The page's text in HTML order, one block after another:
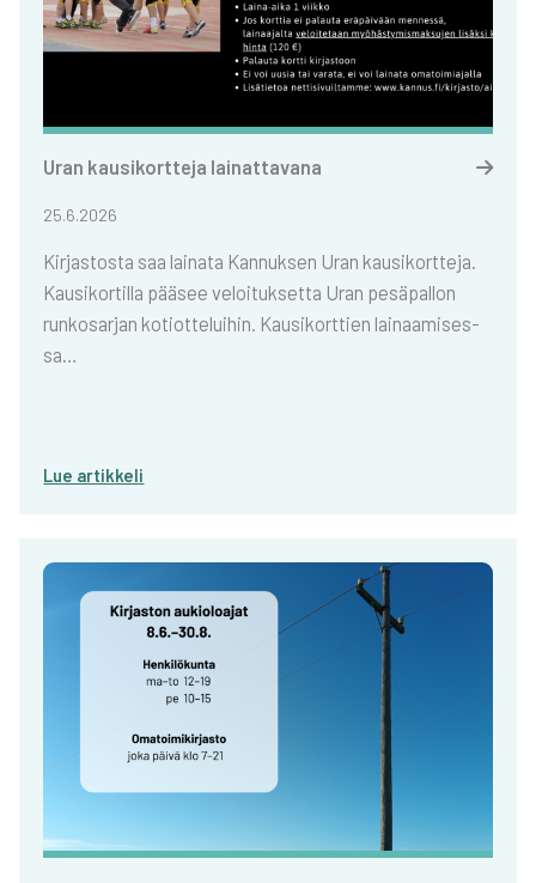
Uran kausi­kort­te­ja lai­nat­ta­va­na
25.6.2026
Kir­jas­tos­ta saa lai­na­ta Kan­nuk­sen Uran kausi­kort­te­ja.
Kausi­kor­til­la pää­see veloi­tuk­set­ta Uran pesä­pal­lon
run­ko­sar­jan kotiot­te­lui­hin. Kausi­kort­tien lai­naa­mi­ses­
sa…
Lue artik­ke­li